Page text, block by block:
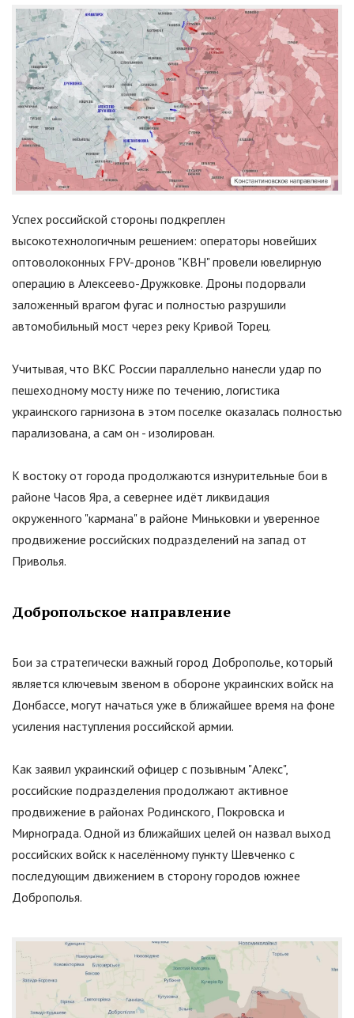
Успех российской стороны подкреплен
высокотехнологичным решением: операторы новейших
оптоволоконных FPV-дронов "КВН"провели ювелирную
операцию в Алексеево-Дружковке. Дроны подорвали
заложенный врагом фугас и полностью разрушили
автомобильный мост через реку Кривой Торец.
Учитывая, что ВКС России параллельно нанесли удар по
пешеходному мосту ниже по течению, логистика
украинского гарнизона в этом поселке оказалась полностью
парализована, а сам он - изолирован.
К востоку от города продолжаются изнурительные бои в
районе Часов Яра, а севернее идёт ликвидация
окруженного "кармана"в районе Миньковки и уверенное
продвижение российских подразделений на запад от
Приволья.
Добропольское направление
Бои за стратегически важный город Доброполье, который
является ключевым звеном в обороне украинских войск на
Донбассе, могут начаться уже в ближайшее время на фоне
усиления наступления российской армии.
Как заявил украинский офицер с позывным "Алекс",
российские подразделения продолжают активное
продвижение в районах Родинского, Покровска и
Мирнограда. Одной из ближайших целей он назвал выход
российских войск к населённому пункту Шевченко с
последующим движением в сторону городов южнее
Доброполья.